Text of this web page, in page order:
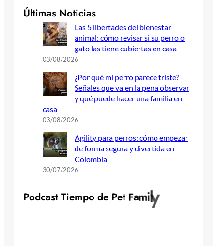
Últimas Noticias
Las 5 libertades del bienestar
animal: cómo revisar si su perro o
gato las tiene cubiertas en casa
03/08/2026
¿Por qué mi perro parece triste?
Señales que valen la pena observar
y qué puede hacer una familia en
casa
03/08/2026
Agility para perros: cómo empezar
de forma segura y divertida en
Colombia
30/07/2026
Podcast Tiempo de Pet Family